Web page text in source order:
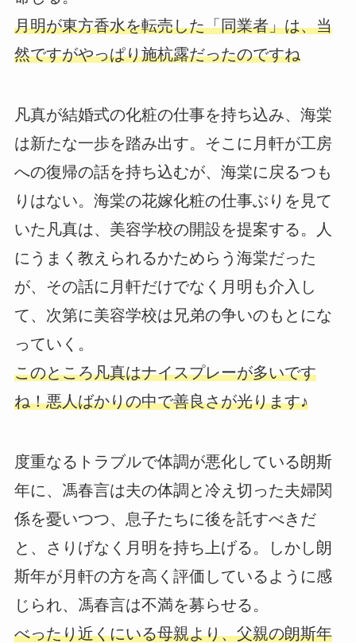
月明が東方香水を転売した「同業者」は、当
然ですがやっぱり施杭露だったのですね
凡真が結婚式の化粧の仕事を持ち込み、海棠
は新たな一歩を踏み出す。そこに月軒が工房
への復帰の話を持ち込むが、海棠に戻るつも
りはない。海棠の花嫁化粧の仕事ぶりを見て
いた凡真は、美容学校の開設を提案する。人
にうまく教えられるかためらう海棠だった
が、その話に月軒だけでなく月明も介入し
て、次第に美容学校は兄弟の争いのもとにな
っていく。
このところ凡真はナイスプレーが多いです
ね！悪人ばかりの中で善良さが光ります♪
度重なるトラブルで体調が悪化している朗斯
年に、馮春言は夫の体調と冷え切った夫婦関
係を憂いつつ、息子たちに後を託すべきだ
と、さりげなく月明を持ち上げる。しかし朗
斯年が月軒の方を高く評価しているように感
じられ、馮春言は不満を募らせる。
べったり近くにいる母親より、父親の朗斯年